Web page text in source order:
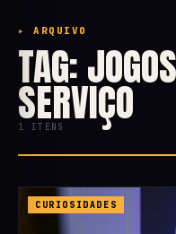
▸ ARQUIVO
TAG:
SERVIÇO
1 ITENS
CURIOSIDADES